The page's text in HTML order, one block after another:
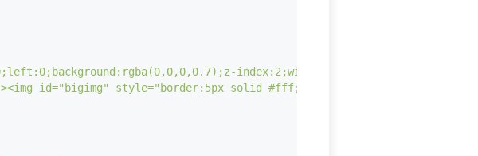
id="bigimg" style="border:5px solid #fff;" src="" /></div>'